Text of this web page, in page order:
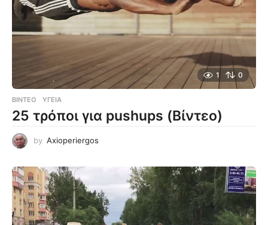
1 0
ΒΊΝΤΕΟ ΥΓΕΊΑ
25 τρόποι για pushups (Βίντεο)
by Axioperiergos